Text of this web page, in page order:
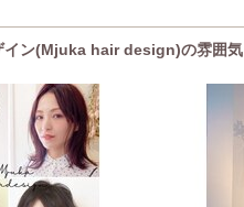
イン(Mjuka hair design)の雰囲気